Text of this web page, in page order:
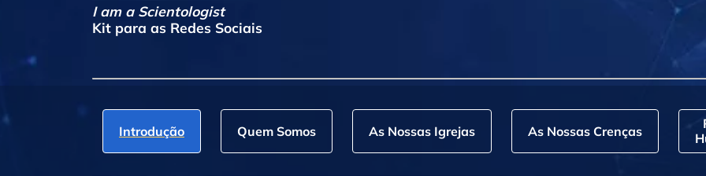
I am a Scientologist
Kit para as Redes Sociais
Introdução Quem Somos As Nossas Igrejas As Nossas Crenças